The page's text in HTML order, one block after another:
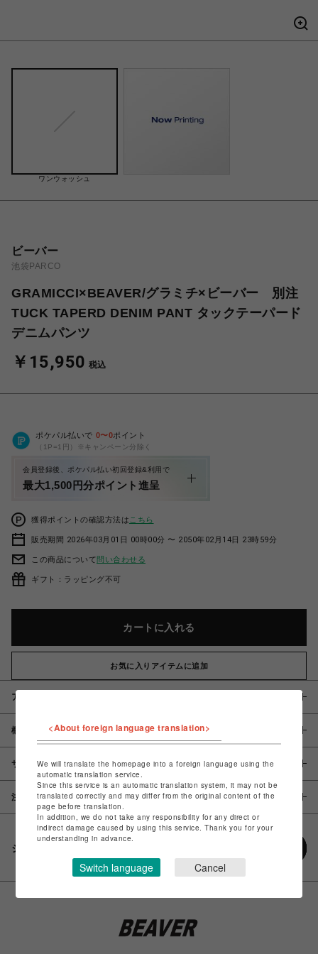
ワンウォッシュ
ビーバー
池袋PARCO
GRAMICCI×BEAVER/グラミチ×ビーバー 別注
TUCK TAPERD DENIM PANT タックテーパード
デニムパンツ
￥15,950 税込
ポケパル払いで 0〜0ポイント
（1P=1円）※キャンペーン分除く
会員登録後、ポケパル払い初回登録&利用で
最大1,500円分ポイント進呈
獲得ポイントの確認方法は こちら
販売期間 2026年03月01日 00時00分 〜 2050年02月14日 23時59分
この商品について問い合わせる
ギフト：ラッピング不可
カートに入れる
お気に入りアイテムに追加
アイテム説明 / 素材
概要
サイズ
注意事項
シェアする
<About foreign language translation>
We will translate the homepage into a foreign language using the
automatic translation service.
Since this service is an automatic translation system, it may not be
translated correctly and may differ from the original content of the
page before translation.
In addition, we do not take any responsibility for any direct or
indirect damage caused by using this service. Thank you for your
understanding in advance.
Switch language Cancel